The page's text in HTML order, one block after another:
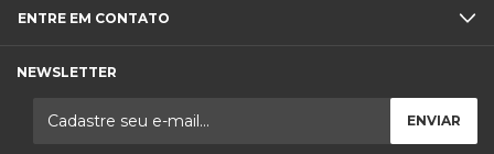
ENTRE EM CONTATO
NEWSLETTER